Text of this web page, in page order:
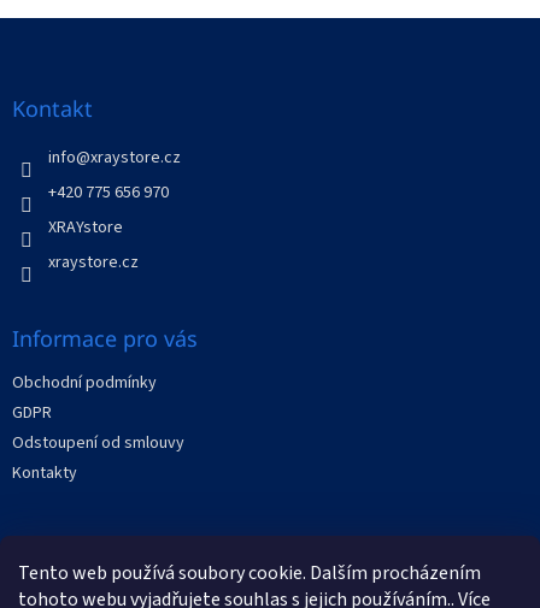
Tento web používá soubory cookie. Dalším procházením
tohoto webu vyjadřujete souhlas s jejich používáním.. Více
v
Z
Kontakt
info@xraystore.cz
+420 775 656 970
XRAYstore
xraystore.cz
Informace pro vás
Obchodní podmínky
GDPR
Odstoupení od smlouvy
Kontakty
Facebook